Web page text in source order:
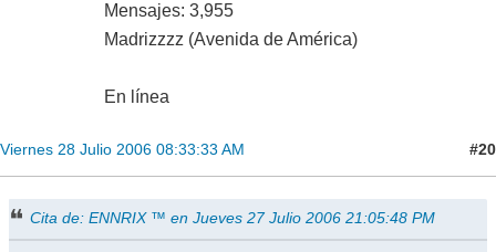
Mensajes: 3,955
Madrizzzz (Avenida de América)
En línea
Viernes 28 Julio 2006 08:33:33 AM #20
Cita de: ENNRIX ™ en Jueves 27 Julio 2006 21:05:48 PM